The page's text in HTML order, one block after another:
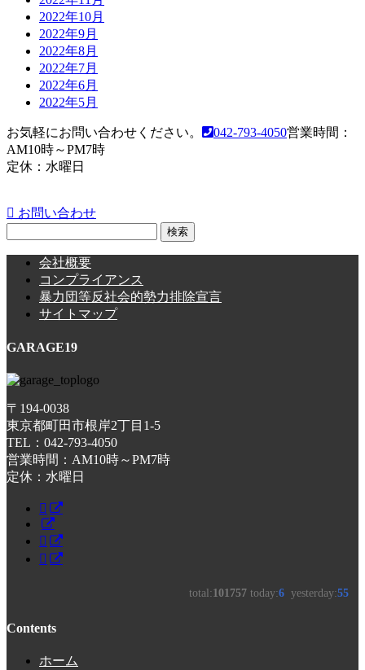
2022年10月
2022年9月
2022年8月
2022年7月
2022年6月
2022年5月
お気軽にお問い合わせください。 042-793-4050営業時間：
AM10時～PM7時
定休：水曜日
お問い合わせ
会社概要
コンプライアンス
暴力団等反社会的勢力排除宣言
サイトマップ
GARAGE19
〒194-0038
東京都町田市根岸2丁目1-5
TEL：042-793-4050
営業時間：AM10時～PM7時
定休：水曜日
Contents
ホーム